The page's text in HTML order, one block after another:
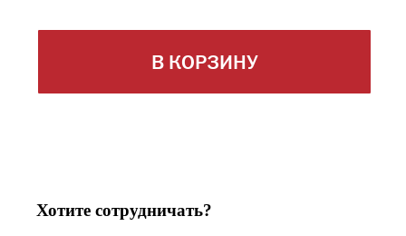
В КОРЗИНУ
Хотите сотрудничать?